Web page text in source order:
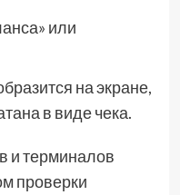
или
на экране,
в виде чека.
и терминалов
проверки